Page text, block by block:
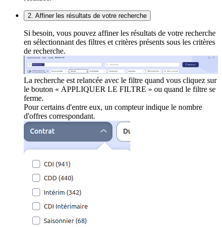
2. Affiner les résultats de votre recherche
Si besoin, vous pouvez affiner les résultats de votre recherche
en sélectionnant des filtres et critères présents sous les critères
de recherche.
La recherche est relancée avec le filtre quand vous cliquez sur
le bouton « APPLIQUER LE FILTRE » ou quand le filtre se
ferme.
Pour certains d'entre eux, un compteur indique le nombre
d'offres correspondant.